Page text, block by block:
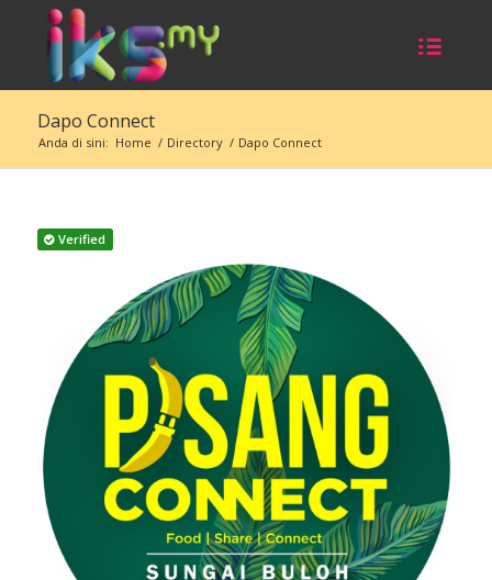
Dapo Connect
Anda di sini: Home / Directory / Dapo Connect
Verified